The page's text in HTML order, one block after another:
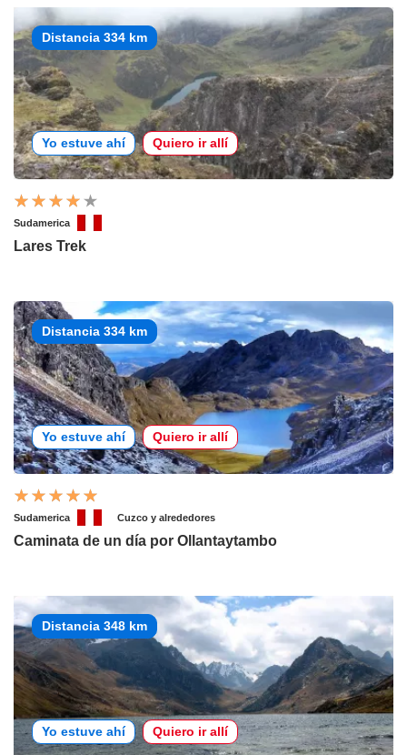
Distancia 334 km
Yo estuve ahí Quiero ir allí
Sudamerica
Lares Trek
Distancia 334 km
Yo estuve ahí Quiero ir allí
Sudamerica Cuzco y alrededores
Caminata de un día por Ollantaytambo
Distancia 348 km
Yo estuve ahí Quiero ir allí